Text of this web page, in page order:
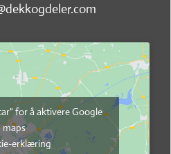
for å aktivere Google
maps
erklæring